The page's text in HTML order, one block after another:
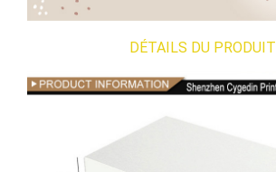
DÉTAILS DU PRODUIT